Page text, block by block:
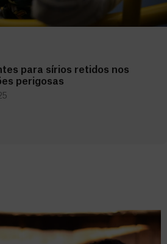
para sírios retidos nos
perigosas